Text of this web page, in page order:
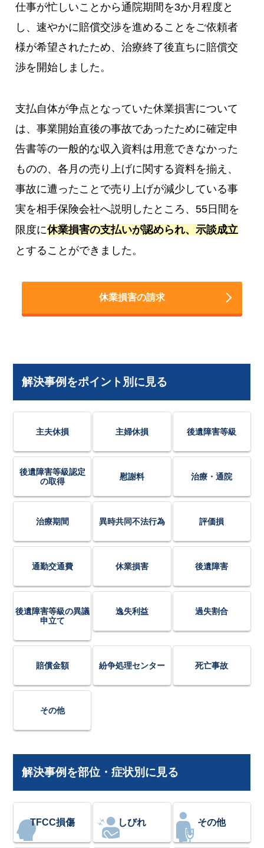
仕事が忙しいことから通院期間を3か月程度と
し、速やかに賠償交渉を進めることをご依頼者
様が希望されたため、治療終了後直ちに賠償交
渉を開始しました。
支払自体が争点となっていた休業損害について
は、事業開始直後の事故であったために確定申
告書等の一般的な収入資料は用意できなかった
ものの、各月の売り上げに関する資料を揃え、
事故に遭ったことで売り上げが減少している事
実を相手保険会社へ説明したところ、55日間を
限度に休業損害の支払いが認められ、示談成立
とすることができました。
休業損害の請求
解決事例をポイント別に見る
主夫休損 主婦休損 後遺障害等級
後遺障害等級認定
の取得
慰謝料 治療・通院
治療期間 異時共同不法行為 評価損
通勤交通費 休業損害 後遺障害
後遺障害等級の異議
申立て
逸失利益 過失割合
賠償金額 紛争処理センター 死亡事故
その他
解決事例を部位・症状別に見る
TFCC損傷 しびれ その他